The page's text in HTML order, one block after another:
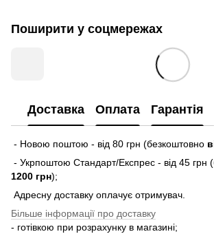
Поширити у соцмережах
Доставка Оплата Гарантія
- Новою поштою - від 80 грн (безкоштовно
- Укрпоштою Стандарт/Експрес - від 45 грн
1200 грн);
Адресну доставку оплачує отримувач.
Більше інформації про доставку
- готівкою при розрахунку в магазині;